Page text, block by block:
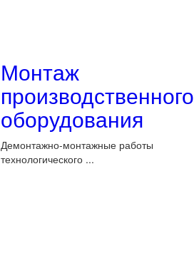
Монтаж
производственного
оборудования
Демонтажно-монтажные работы
технологического ...